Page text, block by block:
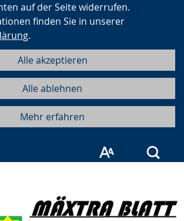
auf der Seite widerrufen.
finden Sie in unserer
.
Alle akzeptieren
Alle ablehnen
Mehr erfahren